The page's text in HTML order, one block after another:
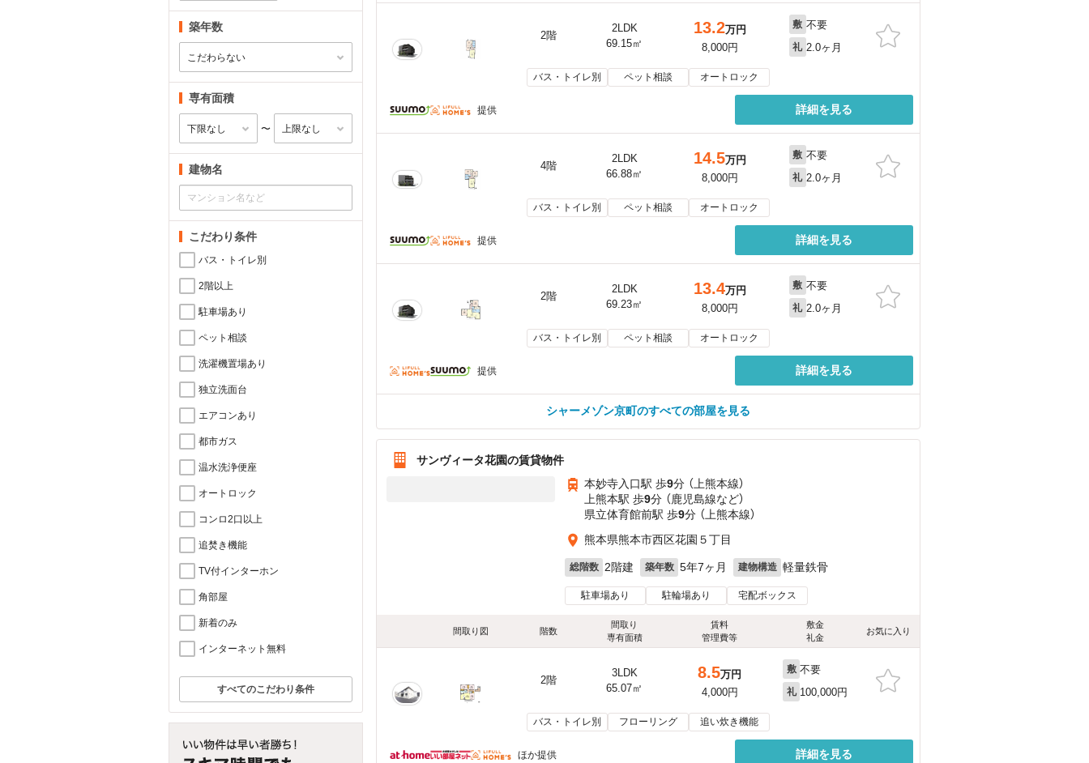
築年数
専有面積
〜
建物名
こだわり条件
バス・トイレ別
2階以上
駐車場あり
ペット相談
洗濯機置場あり
独立洗面台
エアコンあり
都市ガス
温水洗浄便座
オートロック
コンロ2口以上
追焚き機能
TV付インターホン
角部屋
新着のみ
インターネット無料
すべてのこだわり条件
2階
2LDK
69.15㎡
13.2万円
8,000円
敷 不要
礼 2.0ヶ月
バス・トイレ別 ペット相談 オートロック
提供 詳細を見る
4階
2LDK
66.88㎡
14.5万円
8,000円
敷 不要
礼 2.0ヶ月
バス・トイレ別 ペット相談 オートロック
提供 詳細を見る
2階
2LDK
69.23㎡
13.4万円
8,000円
敷 不要
礼 2.0ヶ月
バス・トイレ別 ペット相談 オートロック
提供 詳細を見る
シャーメゾン京町のすべての部屋を見る
サンヴィータ花園の賃貸物件
本妙寺入口駅 歩9分 （上熊本線）
上熊本駅 歩9分 （鹿児島線など）
県立体育館前駅 歩9分 （上熊本線）
熊本県熊本市西区花園５丁目
総階数 2階建 築年数 5年7ヶ月 建物構造 軽量鉄骨
駐車場あり 駐輪場あり 宅配ボックス
間取り図 階数
間取り
専有面積
賃料
管理費等
敷金
礼金
お気に入り
2階
3LDK
65.07㎡
8.5万円
4,000円
敷 不要
礼 100,000円
バス・トイレ別 フローリング 追い炊き機能
ほか提供 詳細を見る